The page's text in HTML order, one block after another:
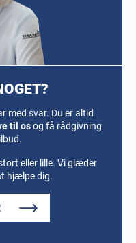
med svar. Du er altid
til osog få rådgivning
eller lille. Vi glæder
hjælpe dig.